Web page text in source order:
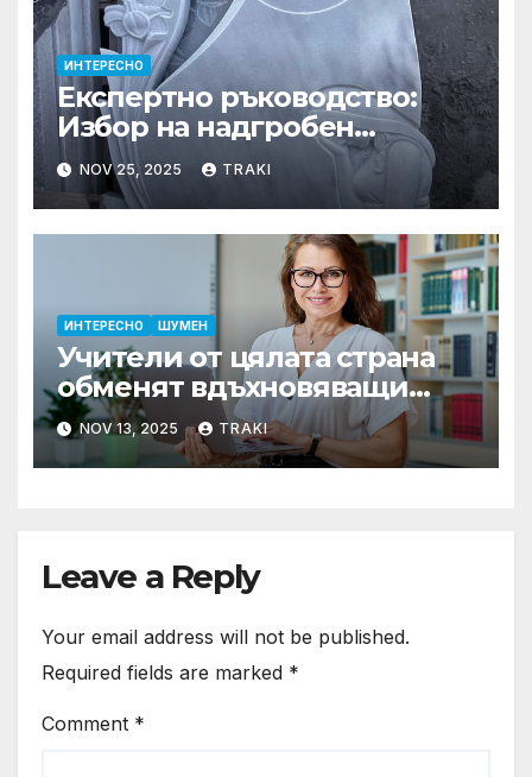
ИНТЕРЕСНО
Експертно ръководство:
Избор на надгробен
паметник – материали,
дизайн и цени
NOV 25, 2025 TRAKI
ИНТЕРЕСНО ШУМЕН
Учители от цялата страна
обменят вдъхновяващи
образователни практики
NOV 13, 2025 TRAKI
Leave a Reply
Your email address will not be published.
Required fields are marked *
Comment *